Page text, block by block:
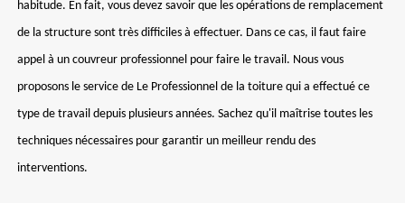
habitude. En fait, vous devez savoir que les opérations de remplacement
de la structure sont très difficiles à effectuer. Dans ce cas, il faut faire
appel à un couvreur professionnel pour faire le travail. Nous vous
proposons le service de Le Professionnel de la toiture qui a effectué ce
type de travail depuis plusieurs années. Sachez qu'il maîtrise toutes les
techniques nécessaires pour garantir un meilleur rendu des
interventions.